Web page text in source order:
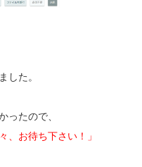
した。
ったので、
、お待ち下さい！」